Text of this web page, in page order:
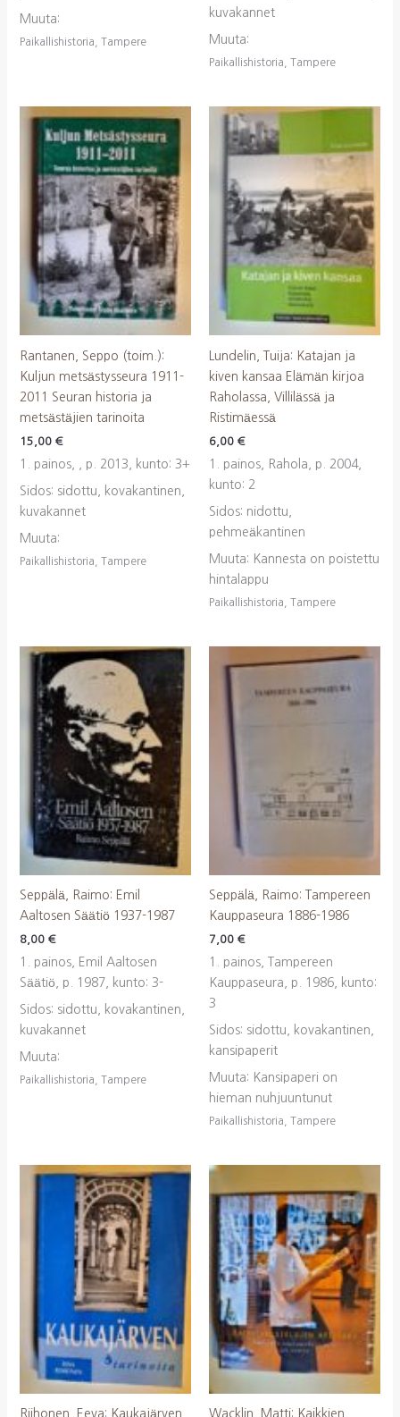
Muuta:
Paikallishistoria, Tampere
kuvakannet
Muuta:
Paikallishistoria, Tampere
Rantanen, Seppo (toim.):
Kuljun metsästysseura 1911-
2011 Seuran historia ja
metsästäjien tarinoita
15,00 €
1. painos, , p. 2013, kunto: 3+
Sidos: sidottu, kovakantinen,
kuvakannet
Muuta:
Paikallishistoria, Tampere
Lundelin, Tuija: Katajan ja
kiven kansaa Elämän kirjoa
Raholassa, Villilässä ja
Ristimäessä
6,00 €
1. painos, Rahola, p. 2004,
kunto: 2
Sidos: nidottu,
pehmeäkantinen
Muuta: Kannesta on poistettu
hintalappu
Paikallishistoria, Tampere
Seppälä, Raimo: Emil
Aaltosen Säätiö 1937-1987
8,00 €
1. painos, Emil Aaltosen
Säätiö, p. 1987, kunto: 3-
Sidos: sidottu, kovakantinen,
kuvakannet
Muuta:
Paikallishistoria, Tampere
Seppälä, Raimo: Tampereen
Kauppaseura 1886-1986
7,00 €
1. painos, Tampereen
Kauppaseura, p. 1986, kunto:
3
Sidos: sidottu, kovakantinen,
kansipaperit
Muuta: Kansipaperi on
hieman nuhjuuntunut
Paikallishistoria, Tampere
Riihonen, Eeva: Kaukajärven
Wacklin, Matti: Kaikkien